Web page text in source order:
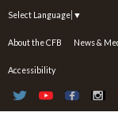
Select Language ▼
About the CFB News &
Accessibility